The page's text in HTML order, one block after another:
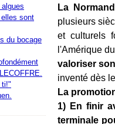
sont
du bocage
ti!"
La
plusieurs
et culturels
l'Amérique
valoriser
inventé dès
La
1) En finir
terminale